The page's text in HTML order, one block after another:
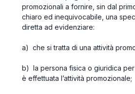
promozionali a fornire, sin dal
chiaro ed inequivocabile, una
diretta ad evidenziare:
a) che si tratta di una attività
b) la persona fisica o giuridica
è effettuata l’attività promozionale;